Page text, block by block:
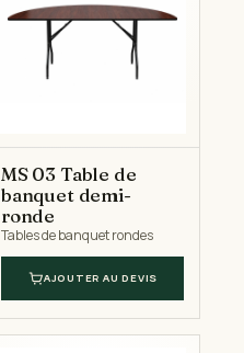
MS 03 Table de
banquet demi-
ronde
Tables de banquet rondes
AJOUTER AU DEVIS